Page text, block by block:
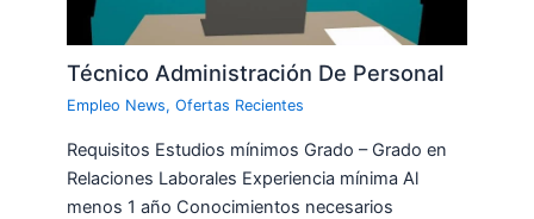
Técnico Administración De Personal
Empleo News,Ofertas Recientes
Requisitos Estudios mínimos Grado – Grado en
Relaciones Laborales Experiencia mínima Al
menos 1 año Conocimientos necesarios